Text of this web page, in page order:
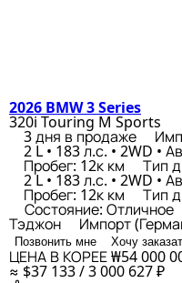
2026 BMW 3 Series
320i Touring M Sports
3 дня в продаже
2 L • 183 л.с. • 2WD •
Пробег: 12к км Тип
2 L • 183 л.с. • 2WD •
Пробег: 12к км Тип
Состояние: Отличное
Тэджон Импорт
Позвонить мне
Хочу
ЦЕНА В КОРЕЕ₩54 000
≈ $37 133 / 3 000 627 ₽